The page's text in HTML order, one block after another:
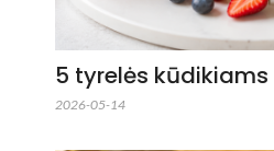
5 tyrelės
2026-05-14